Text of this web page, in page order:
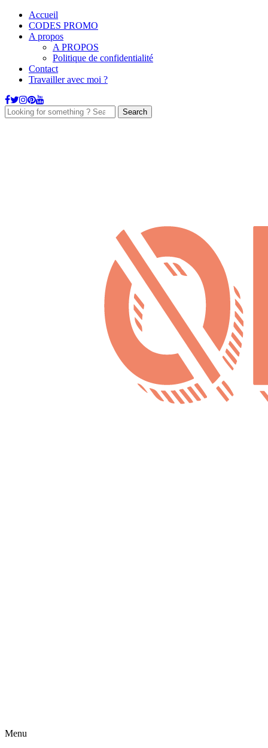
Accueil
CODES PROMO
A propos
A PROPOS
Politique de confidentialité
Contact
Travailler avec moi ?
Menu